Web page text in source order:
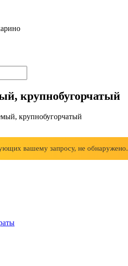
крупнобугорчатый
крупнобугорчатый
вашему запросу, не обнаружено.